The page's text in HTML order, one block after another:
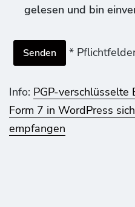
gelesen und bin
*
Info: PGP-verschlüsselte
Form 7 in WordPress
empfangen